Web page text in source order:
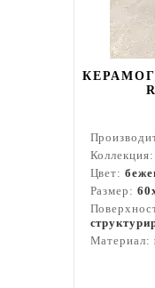
Коллекция:
Цвет:
Размер:
Материал: